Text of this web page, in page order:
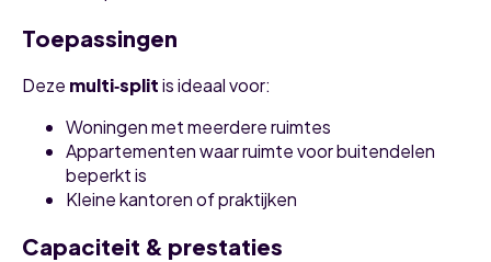
Toepassingen
Deze multi‑splitis ideaal voor:
Woningen met meerdere ruimtes
Appartementen waar ruimte voor buitendelen
beperkt is
Kleine kantoren of praktijken
Capaciteit & prestaties